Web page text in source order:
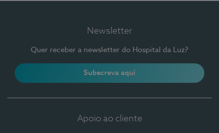
Newsletter
Quer receber a newsletter do Hospital da Luz?
Subscreva aqui
Apoio ao cliente